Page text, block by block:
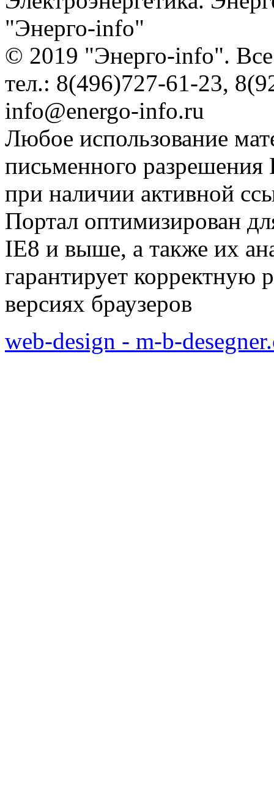
"Энерго-info"
© 2019 "Энерго-info".
тел.: 8(496)727-61-23,
info@energo-info.ru
Любое использование
письменного разрешения
при наличии активной
Портал оптимизирован
IE8 и выше, а также их
гарантирует корректную
версиях браузеров
web-design - m-b-